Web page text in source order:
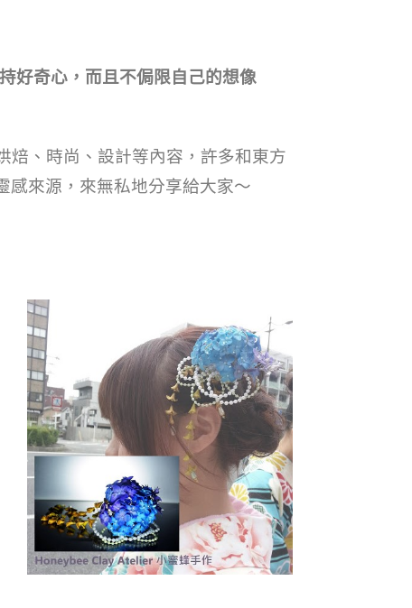
好奇心，而且不侷限自己的想像
、時尚、設計等內容，許多和東方
感來源，來無私地分享給大家～